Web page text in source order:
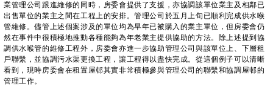
業管理公司跟進維修的同時，房委會提供了支援，亦協調該單位業主及相鄰已
出售單位的業主之間在工程上的安排。管理公司於五月上旬已順利完成供水喉
管維修。儘管上述個案涉及的單位均為早年已被購入的業主單位，但房委會仍
然在事件中很積極地推動各種能夠為年老業主提供協助的方法。除上述提到協
調供水喉管的維修工程外，房委會亦進一步協助管理公司與該單位上、下層租
戶聯繫，並協調污水渠更換工程，讓工程得以盡快完成。從這個例子可以清晰
看到，現時房委會在租置屋邨其實非常積極參與管理公司的聯繫和協調屋邨的
管理工作。